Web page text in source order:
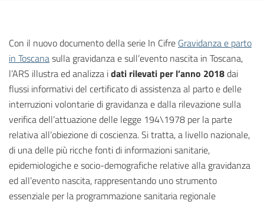
Con il nuovo documento della serie In Cifre Gravidanza e parto
in Toscanasulla gravidanza e sull’evento nascita in Toscana,
l’ARS illustra ed analizza idati rilevati per l’anno 2018dai
flussi informativi del certificato di assistenza al parto e delle
interruzioni volontarie di gravidanza e dalla rilevazione sulla
verifica dell’attuazione delle legge 194\1978 per la parte
relativa all’obiezione di coscienza. Si tratta, a livello nazionale,
di una delle più ricche fonti di informazioni sanitarie,
epidemiologiche e socio-demografiche relative alla gravidanza
ed all’evento nascita, rappresentando uno strumento
essenziale per la programmazione sanitaria regionale